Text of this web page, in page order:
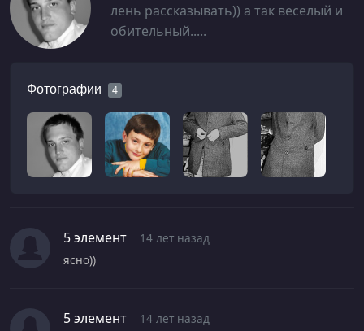
лень рассказывать)) а так веселый и
обительный.....
Фотографии 4
5 элемент
14 лет назад
ясно))
5 элемент
14 лет назад